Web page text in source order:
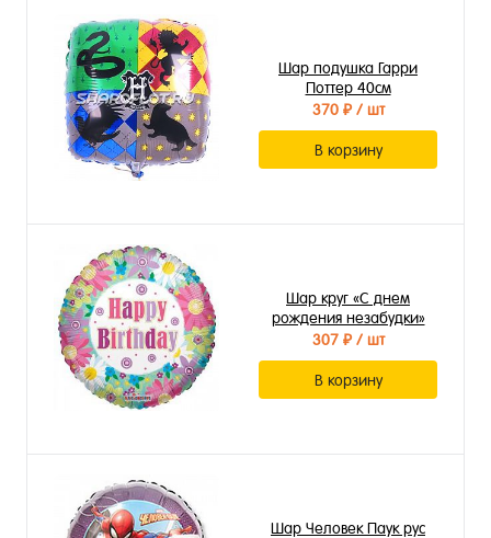
Шар подушка Гарри
Поттер 40см
370 ₽/ шт
В корзину
Шар круг «С днем
рождения незабудки»
307 ₽/ шт
В корзину
Шар Человек Паук рус